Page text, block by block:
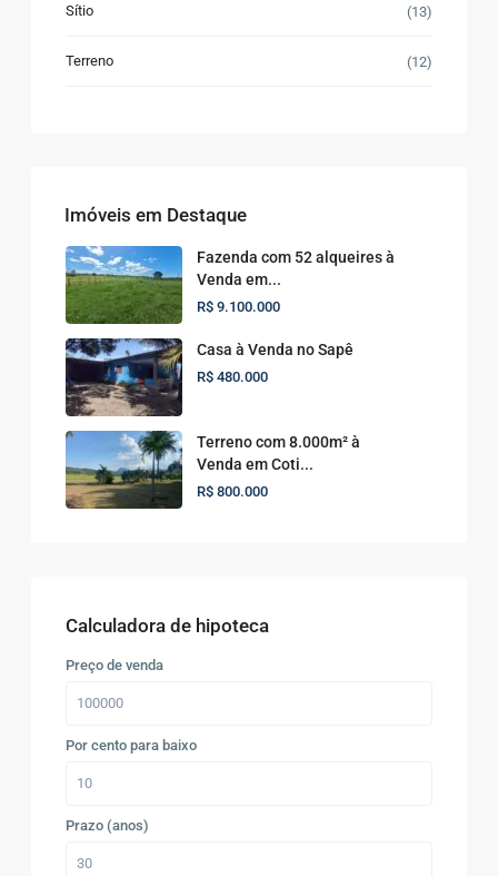
Sítio (13)
Terreno (12)
Imóveis em Destaque
Fazenda com 52 alqueires à
Venda em...
R$ 9.100.000
Casa à Venda no Sapê
R$ 480.000
Terreno com 8.000m² à
Venda em Coti...
R$ 800.000
Calculadora de hipoteca
Preço de venda
Por cento para baixo
Prazo (anos)